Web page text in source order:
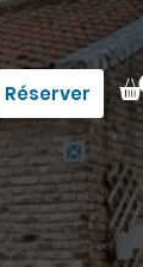
Réserver